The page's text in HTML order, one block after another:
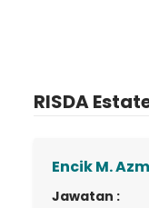
RISDA
Encik M.
Jawatan :